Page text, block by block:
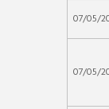
07/05/
07/05/